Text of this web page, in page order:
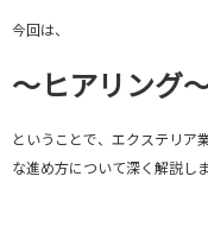
今回は、
～ヒアリング
ということで、 エクステリア
な進め方について深く解説し